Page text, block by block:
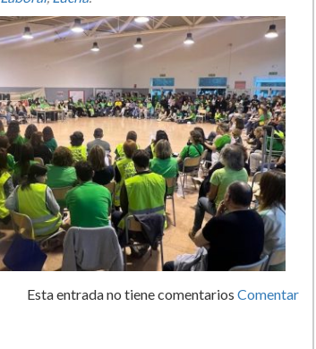
Esta entrada no tiene comentariosComentar